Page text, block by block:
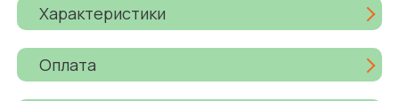
Характеристики
Оплата